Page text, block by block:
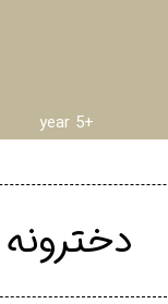
year 5+
دخترونه